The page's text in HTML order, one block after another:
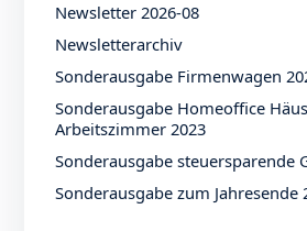
Newsletter 2026-08
Newsletterarchiv
Sonderausgabe Firmenwagen
Sonderausgabe Homeoffice
Arbeitszimmer 2023
Sonderausgabe steuersparende
Sonderausgabe zum Jahresende